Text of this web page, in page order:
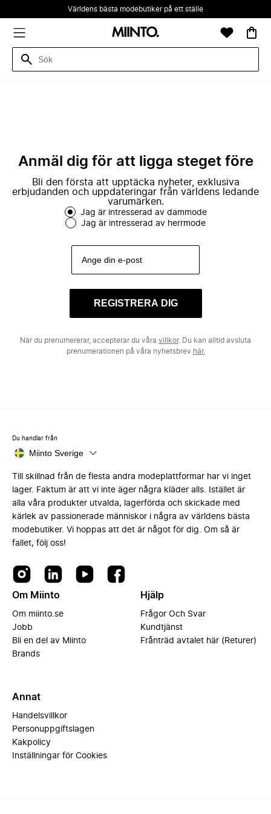
Världens bästa modebutiker på ett ställe
Anmäl dig för att ligga steget före
Bli den första att upptäcka nyheter, exklusiva
erbjudanden och uppdateringar från världens ledande
varumärken.
Jag är intresserad av dammode
Jag är intresserad av herrmode
REGISTRERA DIG
När du prenumererar, accepterar du våra villkor. Du kan alltid avsluta
prenumerationen på våra nyhetsbrev här.
Du handlar från
Miinto Sverige
Till skillnad från de flesta andra modeplattformar har vi inget
lager. Faktum är att vi inte äger några kläder alls. Istället är
alla våra produkter utvalda, lagerförda och skickade med
kärlek av passionerade människor i några av världens bästa
modebutiker. Vi hoppas att det är något för dig. Om så är
fallet, följ oss!
Om Miinto
Om miinto.se
Jobb
Bli en del av Miinto
Brands
Hjälp
Frågor Och Svar
Kundtjänst
Frånträd avtalet här (Returer)
Annat
Handelsvillkor
Personuppgiftslagen
Kakpolicy
Inställningar för Cookies